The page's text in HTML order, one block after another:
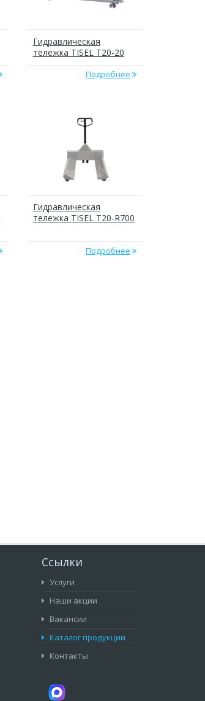
Гидравлическая
тележка TISEL T20-20
Подробнее
Гидравлическая
тележка TISEL T20-R700
Подробнее
Ссылки
Услуги
Наши акции
Вакансии
Каталог продукции
Контакты